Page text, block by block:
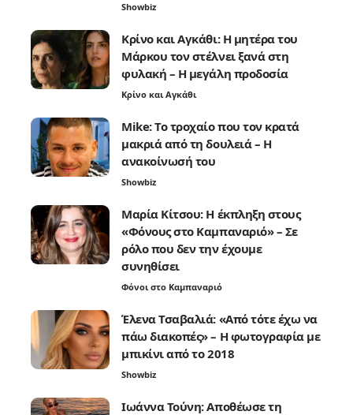
Showbiz
Κρίνο και Αγκάθι: Η μητέρα του
Μάρκου τον στέλνει ξανά στη
φυλακή – Η μεγάλη προδοσία
Κρίνο και Αγκάθι
Mike: Το τροχαίο που τον κρατά
μακριά από τη δουλειά – Η
ανακοίνωσή του
Showbiz
Μαρία Κίτσου: Η έκπληξη στους
«Φόνους στο Καμπαναριό» – Σε
ρόλο που δεν την έχουμε
συνηθίσει
Φόνοι στο Καμπαναριό
Έλενα Τσαβαλιά: «Από τότε έχω να
πάω διακοπές» – Η φωτογραφία με
μπικίνι από το 2018
Showbiz
Ιωάννα Τούνη: Αποθέωσε τη